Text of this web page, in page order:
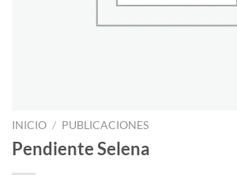
INICIO / PUBLICACIONES
Pendiente Selena